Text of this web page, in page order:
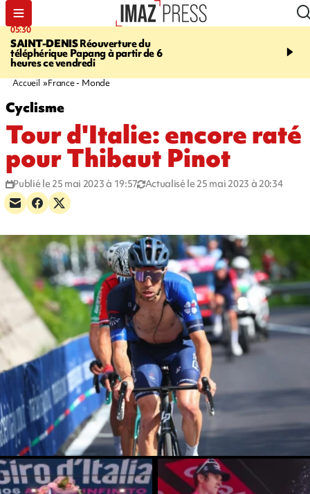
05:30
SAINT-DENISRéouverture du
téléphérique Papang à partir de 6
heures ce vendredi
07:00
Un vendredi
Accueil France - Monde
Cyclisme
Tour d'Italie: encore raté
pour Thibaut Pinot
Publié le 25 mai 2023 à 19:57 Actualisé le 25 mai 2023 à 20:34